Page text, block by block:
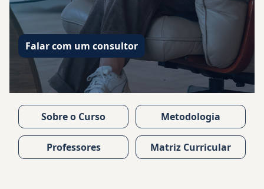
Falar com um consultor
Sobre o Curso Metodologia
Professores Matriz Curricular